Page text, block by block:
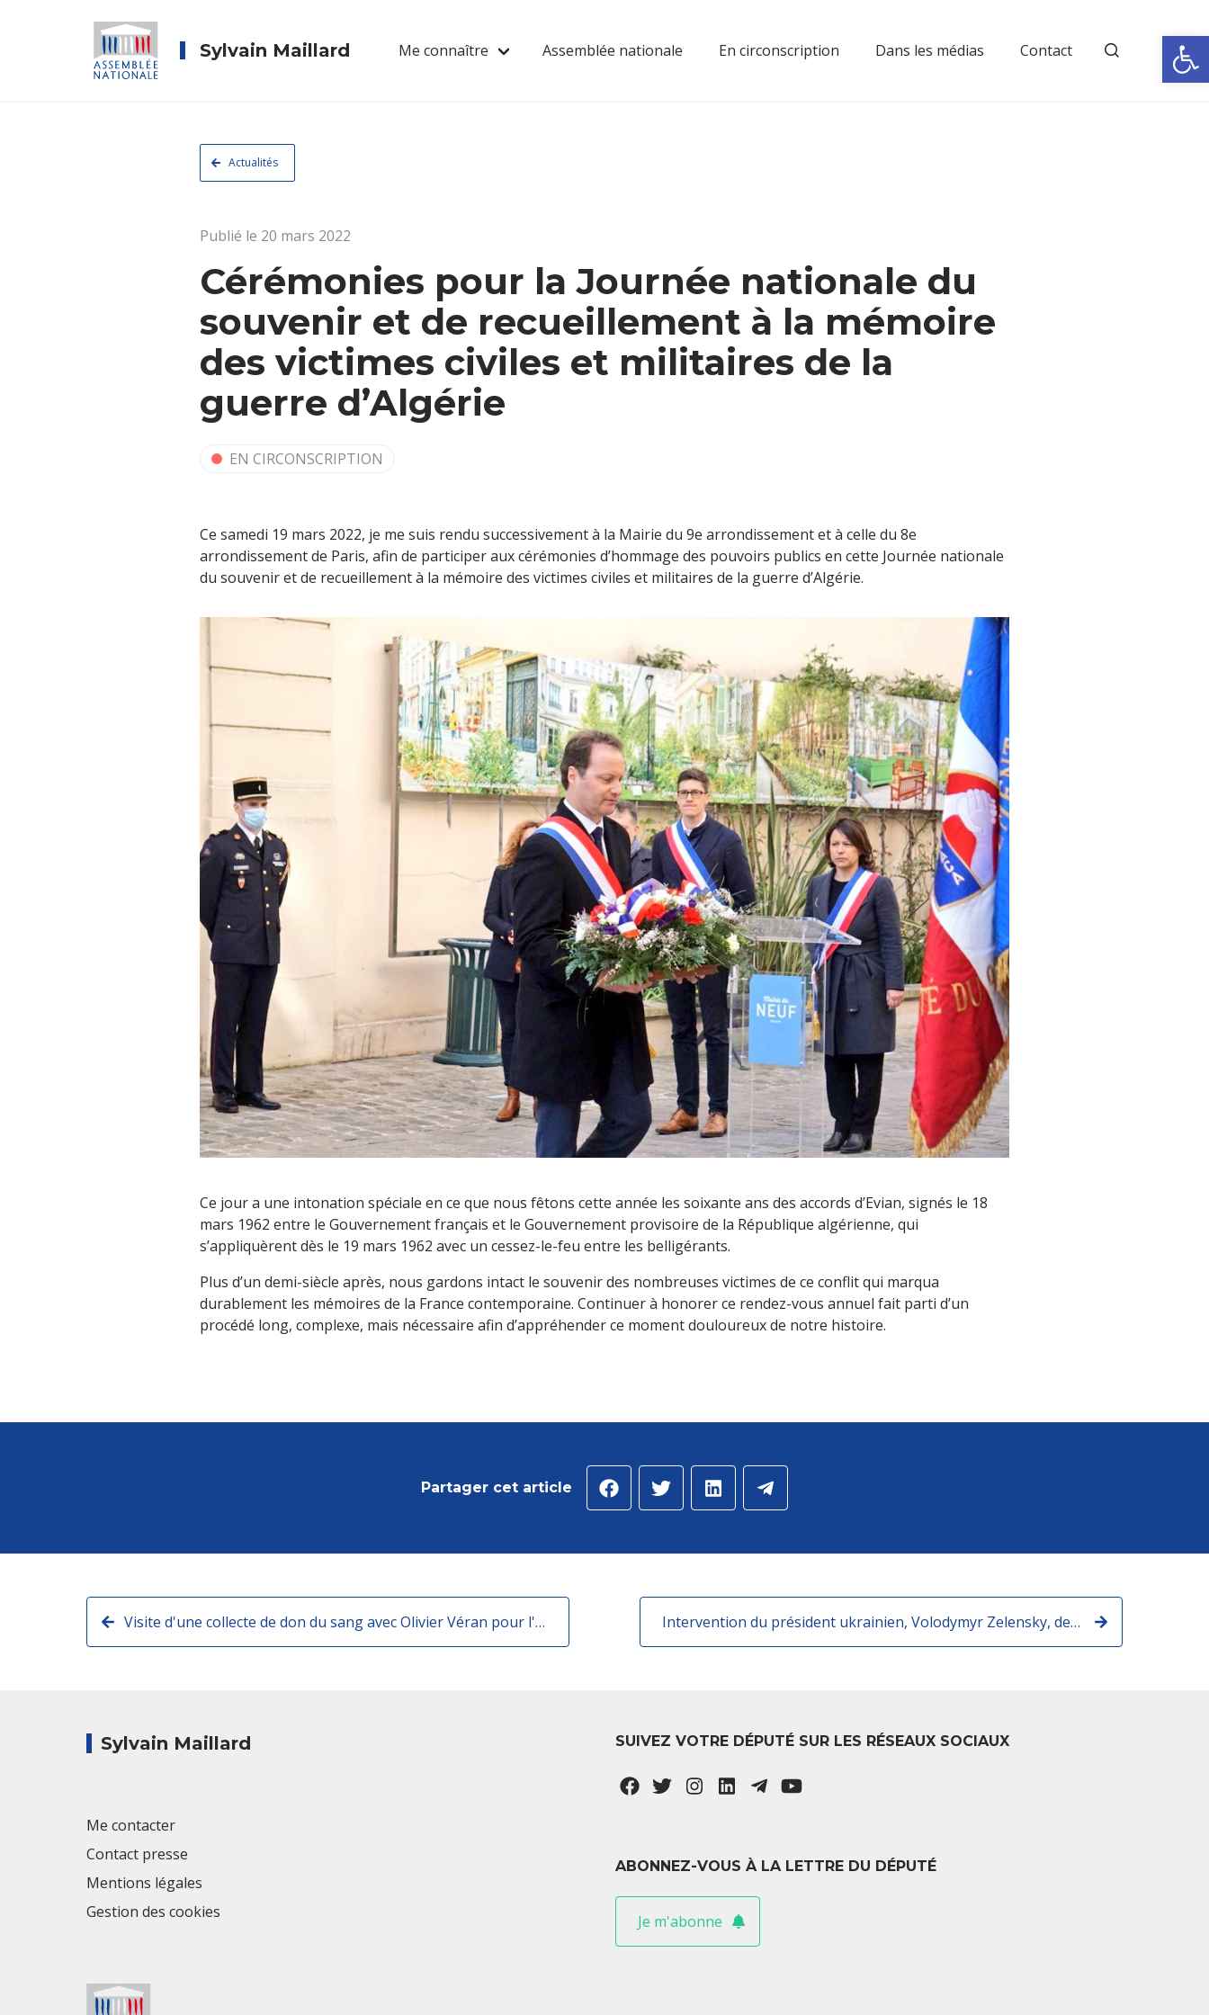
Ouvrir
Sylvain Maillard Me connaître Assemblée nationale En circonscription Dans les médias Contact
Actualités
Publié le 20 mars 2022
Cérémonies pour la Journée nationale du
souvenir et de recueillement à la mémoire
des victimes civiles et militaires de la
guerre d’Algérie
EN CIRCONSCRIPTION
Ce samedi 19 mars 2022, je me suis rendu successivement à la Mairie du 9e arrondissement et à celle du 8e
arrondissement de Paris, afin de participer aux cérémonies d’hommage des pouvoirs publics en cette Journée nationale
du souvenir et de recueillement à la mémoire des victimes civiles et militaires de la guerre d’Algérie.
Ce jour a une intonation spéciale en ce que nous fêtons cette année les soixante ans des accords d’Evian, signés le 18
mars 1962 entre le Gouvernement français et le Gouvernement provisoire de la République algérienne, qui
s’appliquèrent dès le 19 mars 1962 avec un cessez-le-feu entre les belligérants.
Plus d’un demi-siècle après, nous gardons intact le souvenir des nombreuses victimes de ce conflit qui marqua
durablement les mémoires de la France contemporaine. Continuer à honorer ce rendez-vous annuel fait parti d’un
procédé long, complexe, mais nécessaire afin d’appréhender ce moment douloureux de notre histoire.
Partager cet article
Visite d'une collecte de don du sang avec Olivier Véran pour l'ouverture du don aux personnes homosexuelles Intervention du président ukrainien, Volodymyr Zelensky, devant le Parlement français
Sylvain Maillard
Me contacter
Contact presse
Mentions légales
Gestion des cookies
SUIVEZ VOTRE DÉPUTÉ SUR LES RÉSEAUX SOCIAUX
ABONNEZ-VOUS À LA LETTRE DU DÉPUTÉ
Je m'abonne